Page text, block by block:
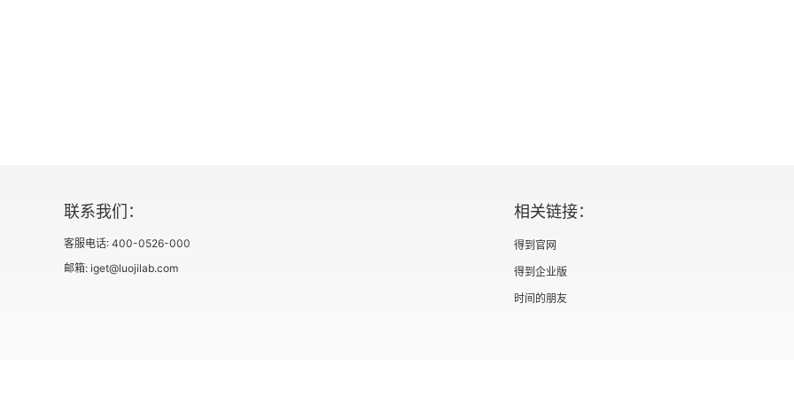
联系我们：
客服电话: 400-0526-000
邮箱: iget@luojilab.com
相关链接：
得到官网
得到企业版
时间的朋友